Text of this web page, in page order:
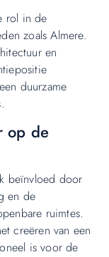
rol in de
zoals Almere.
en
duurzame
op de
beïnvloed door
en de
ruimtes.
creëren van een
is voor de